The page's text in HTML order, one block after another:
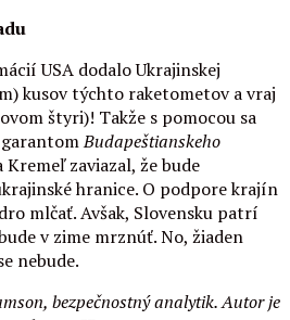
USA dodalo Ukrajinskej
kusov týchto raketometov a vraj
štyri)! Takže s pomocou sa
Budapeštianskeho
zaviazal, že bude
hranice. O podpore krajín
mlčať. Avšak, Slovensku patrí
v zime mrznúť. No, žiaden
nebude.
bezpečnostný analytik. Autor je